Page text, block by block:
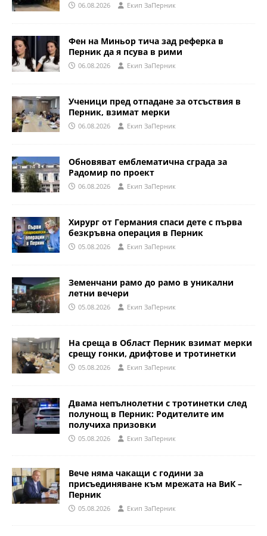
06.08.2026 Eкип ЗаПерник
Фен на Миньор тича зад реферка в
Перник да я псува в рими
06.08.2026 Eкип ЗаПерник
Ученици пред отпадане за отсъствия в
Перник, взимат мерки
06.08.2026 Eкип ЗаПерник
Обновяват емблематична сграда за
Радомир по проект
06.08.2026 Eкип ЗаПерник
Хирург от Германия спаси дете с първа
безкръвна операция в Перник
05.08.2026 Eкип ЗаПерник
Земенчани рамо до рамо в уникални
летни вечери
05.08.2026 Eкип ЗаПерник
На среща в Област Перник взимат мерки
срещу гонки, дрифтове и тротинетки
05.08.2026 Eкип ЗаПерник
Двама непълнолетни с тротинетки след
полунощ в Перник: Родителите им
получиха призовки
05.08.2026 Eкип ЗаПерник
Вече няма чакащи с години за
присъединяване към мрежата на ВиК –
Перник
05.08.2026 Eкип ЗаПерник